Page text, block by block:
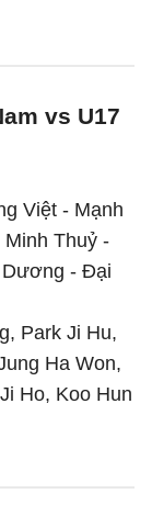
vs U17
Việt - Mạnh
Thuỷ -
- Đại
Park Ji Hu,
Ha Won,
Ho, Koo Hun